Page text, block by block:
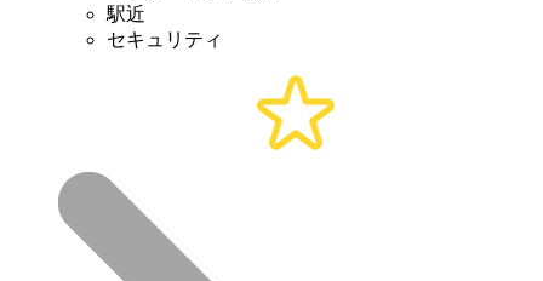
駅近
セキュリティ